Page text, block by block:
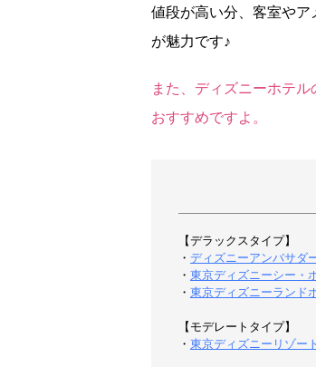
値段が高い分、客室や
が魅力です♪
また、ディズニーホテ
おすすめですよ。
【デラックスタイプ】
・ ディズニーアンバサダ
・ 東京ディズニーシー・
・ 東京ディズニーランド
【モデレートタイプ】
・ 東京ディズニーリゾー